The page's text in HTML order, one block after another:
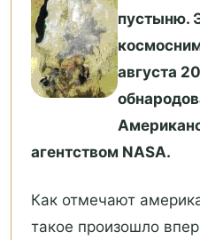
пустыню.
августа
агентством NASA.
Как отмечают
такое произошло